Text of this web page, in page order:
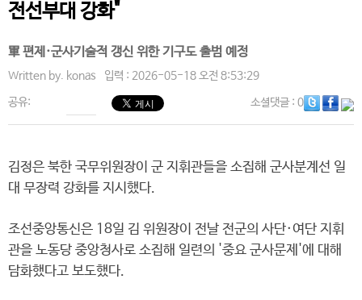
전선부대 강화"
軍 편제·군사기술적 갱신 위한 기구도 출범 예정
Written by. konas 입력 : 2026-05-18 오전 8:53:29
공유: 소셜댓글: 0
김정은 북한 국무위원장이 군 지휘관들을 소집해 군사분계선 일
대 무장력 강화를 지시했다.
조선중앙통신은 18일 김 위원장이 전날 전군의 사단·여단 지휘
관을 노동당 중앙청사로 소집해 일련의 '중요 군사문제'에 대해
담화했다고 보도했다.